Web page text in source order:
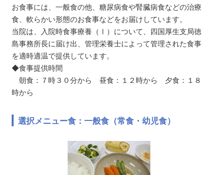
お食事には、一般食の他、糖尿病食や腎臓病食などの治療
食、軟らかい形態のお食事などをお届けしています。
当院は、入院時食事療養（Ⅰ）について、四国厚生支局徳
島事務所長に届け出、管理栄養士によって管理された食事
を適時適温で提供しています。
◆食事提供時間
朝食：７時３０分から 昼食：１２時から 夕食：１８
時から
選択メニュー食：一般食（常食・幼児食）